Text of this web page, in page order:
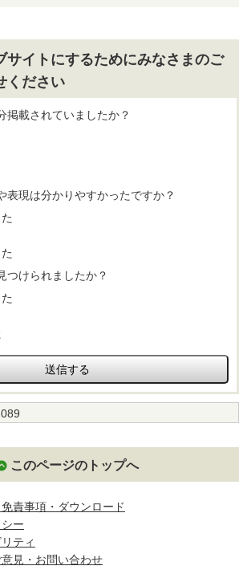
サイトにするためにみなさまのご
ください
掲載されていましたか？
表現は分かりやすかったですか？
つけられましたか？
このページのトップへ
責事項・ダウンロード
ー
ティ
見・お問い合わせ